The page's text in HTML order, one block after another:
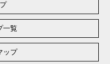
一覧
ップ